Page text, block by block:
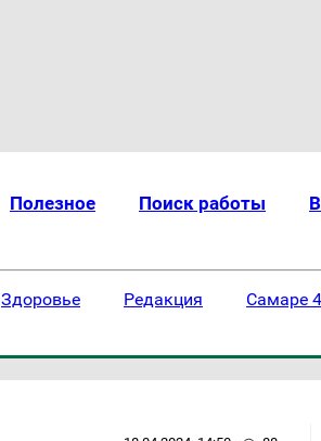
Полезное Поиск работы
Здоровье Редакция Самаре